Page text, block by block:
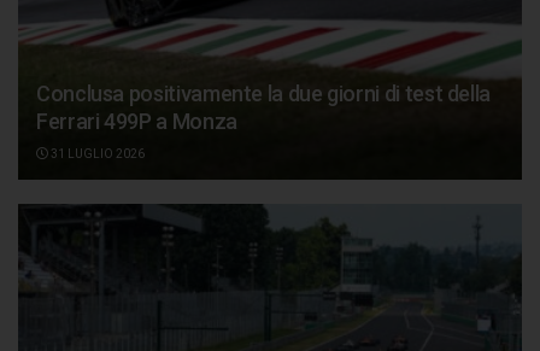
Conclusa positivamente la due giorni di test della
Ferrari 499P a Monza
31 LUGLIO 2026